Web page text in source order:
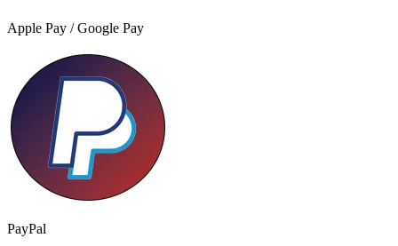
Apple Pay / Google Pay
PayPal